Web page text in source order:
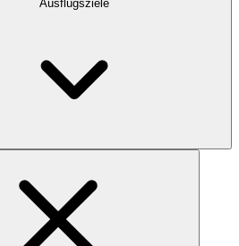
Ausflugsziele